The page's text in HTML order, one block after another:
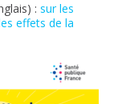
: sur les
effets de la